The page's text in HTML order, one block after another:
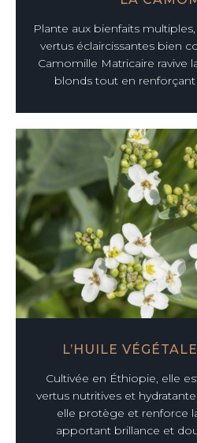
Plante aux bienfaits
vertus éclaircissantes bien
Camomille Matricaire ravive
blonds tout en
L’HUILE
Cultivée en Éthiopie, elle
vertus nutritives et
elle protège et renforce
apportant brillance et